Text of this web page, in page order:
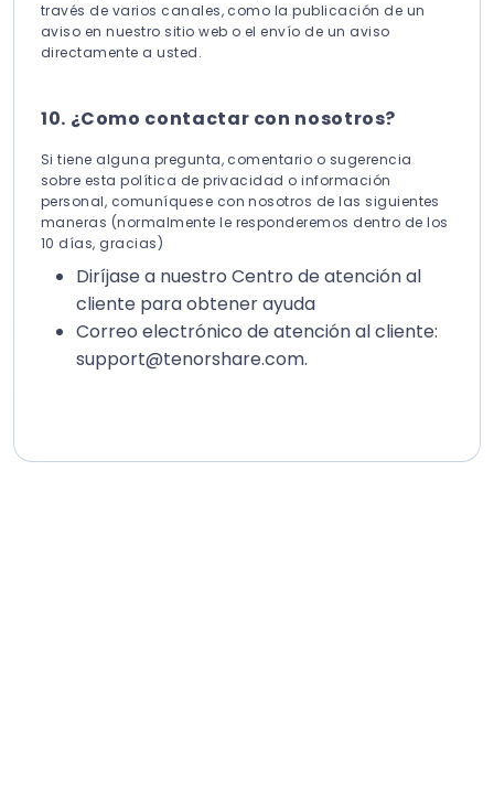
través de varios canales, como la publicación de un
aviso en nuestro sitio web o el envío de un aviso
directamente a usted.
10. ¿Como contactar con nosotros?
Si tiene alguna pregunta, comentario o sugerencia
sobre esta política de privacidad o información
personal, comuníquese con nosotros de las siguientes
maneras (normalmente le responderemos dentro de los
10 días, gracias)
Diríjase a nuestro Centro de atención al
cliente para obtener ayuda
Correo electrónico de atención al cliente:
support@tenorshare.com.